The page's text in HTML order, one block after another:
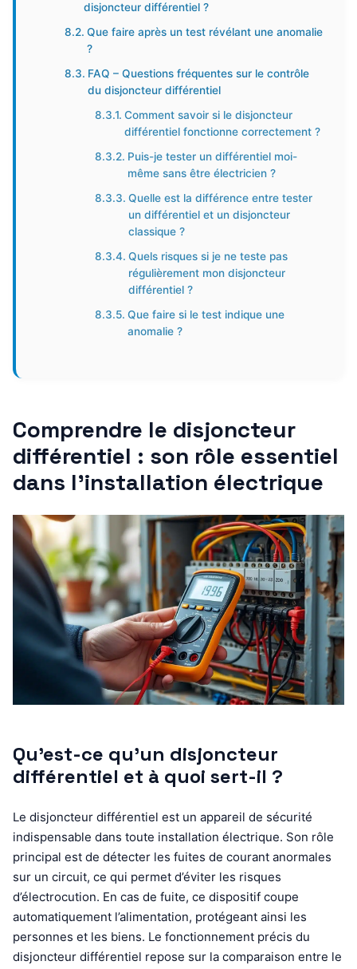
disjoncteur différentiel ?
Que faire après un test révélant une anomalie
?
FAQ – Questions fréquentes sur le contrôle
du disjoncteur différentiel
Comment savoir si le disjoncteur
différentiel fonctionne correctement ?
Puis-je tester un différentiel moi-
même sans être électricien ?
Quelle est la différence entre tester
un différentiel et un disjoncteur
classique ?
Quels risques si je ne teste pas
régulièrement mon disjoncteur
différentiel ?
Que faire si le test indique une
anomalie ?
Comprendre le disjoncteur
différentiel : son rôle essentiel
dans l’installation électrique
Qu’est-ce qu’un disjoncteur
différentiel et à quoi sert-il ?
Le disjoncteur différentiel est un appareil de sécurité
indispensable dans toute installation électrique. Son rôle
principal est de détecter les fuites de courant anormales
sur un circuit, ce qui permet d’éviter les risques
d’électrocution. En cas de fuite, ce dispositif coupe
automatiquement l’alimentation, protégeant ainsi les
personnes et les biens. Le fonctionnement précis du
disjoncteur différentiel repose sur la comparaison entre le